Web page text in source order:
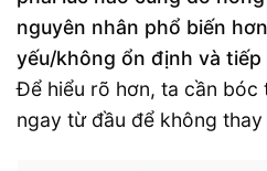
nguyên nhân phổ biến
yếu/không ổn định và
Để hiểu rõ hơn, ta cần bóc
ngay từ đầu để không thay